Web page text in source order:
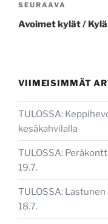
Seuraava
artikkeli
SEURAAVA
Avoimet kylät /
VIIMEISIMMÄT
TULOSSA:
kesäkahvilalla
TULOSSA:
19.7.
TULOSSA:
18.7.